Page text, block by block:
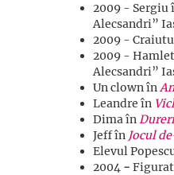
2009 - Sergiu
Alecsandri”
2009 -
2009 -
Alecsandri”
Un clown în
Leandre în
Dima în
Jeff în Jocul
Elevul
2004 -